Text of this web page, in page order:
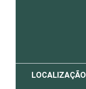
LOCALIZAÇÃO